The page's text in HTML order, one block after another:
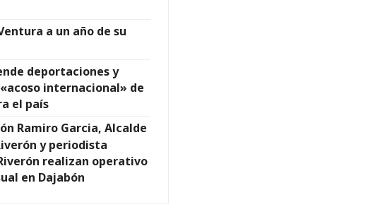
a un año de su
deportaciones y
internacional» de
el país
Ramiro Garcia, Alcalde
y periodista
realizan operativo
en Dajabón